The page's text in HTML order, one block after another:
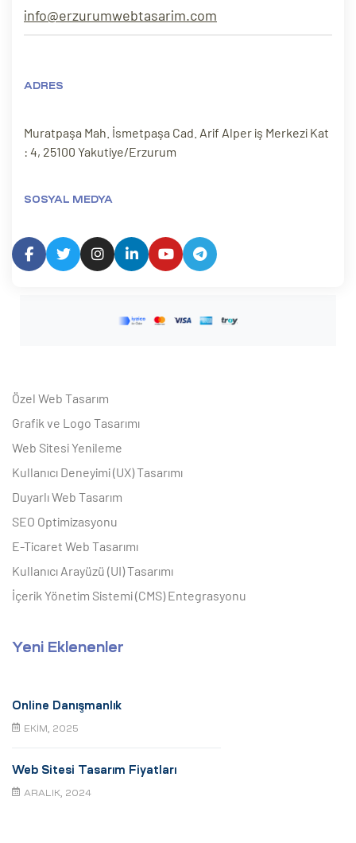
info@erzurumwebtasarim.com
ADRES
Muratpaşa Mah. İsmetpaşa Cad. Arif Alper iş Merkezi Kat
: 4, 25100 Yakutiye/Erzurum
SOSYAL MEDYA
Özel Web Tasarım
Grafik ve Logo Tasarımı
Web Sitesi Yenileme
Kullanıcı Deneyimi (UX) Tasarımı
Duyarlı Web Tasarım
SEO Optimizasyonu
E-Ticaret Web Tasarımı
Kullanıcı Arayüzü (UI) Tasarımı
İçerik Yönetim Sistemi (CMS) Entegrasyonu
Yeni Eklenenler
Online Danışmanlık
EKIM, 2025
Web Sitesi Tasarım Fiyatları
ARALIK, 2024